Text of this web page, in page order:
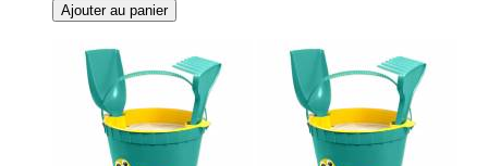
Ajouter au panier